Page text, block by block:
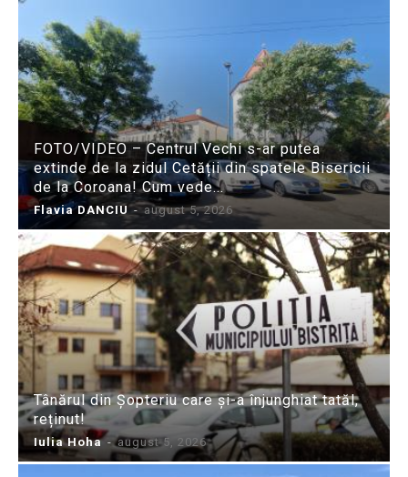
FOTO/VIDEO – Centrul Vechi s-ar putea
extinde de la zidul Cetății din spatele Bisericii
de la Coroana! Cum vede...
Flavia DANCIU - august 5, 2026
Tânărul din Șopteriu care și-a înjunghiat tatăl,
reținut!
Iulia Hoha - august 5, 2026